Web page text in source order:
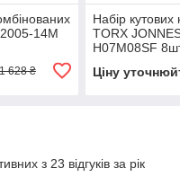
14М
1 628 ₴
Набір кутових
ТORX
H07M08SF
Ціну
з 23 відгуків за рік